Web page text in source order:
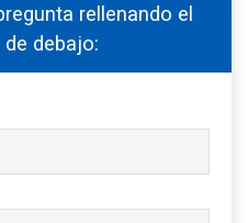
rellenando el
debajo: